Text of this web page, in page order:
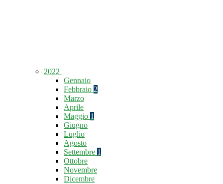
2022
Gennaio
Febbraio 2
Marzo
Aprile
Maggio 1
Giugno
Luglio
Agosto
Settembre 1
Ottobre
Novembre
Dicembre